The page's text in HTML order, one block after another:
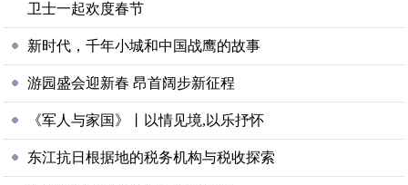
卫士一起欢度春节
新时代，千年小城和中国战鹰的故事
游园盛会迎新春 昂首阔步新征程
《军人与家国》丨以情见境,以乐抒怀
东江抗日根据地的税务机构与税收探索